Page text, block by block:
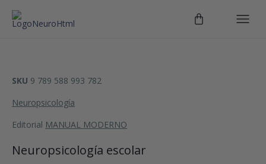
SKU 9 789 588 993 782
Neuropsicología
Editorial MANUAL MODERNO
Neuropsicología escolar